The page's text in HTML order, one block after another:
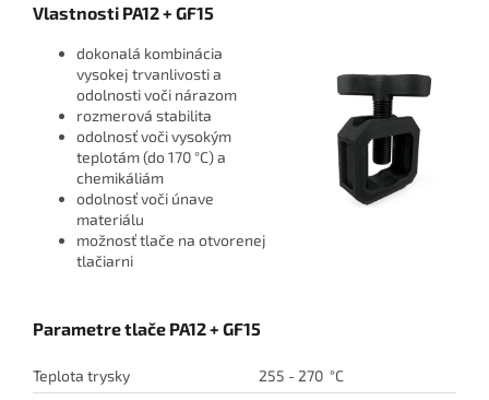
Vlastnosti PA12 + GF15
dokonalá kombinácia
vysokej trvanlivosti a
odolnosti voči nárazom
rozmerová stabilita
odolnosť voči vysokým
teplotám (do 170 °C) a
chemikáliám
odolnosť voči únave
materiálu
možnosť tlače na otvorenej
tlačiarni
Parametre tlače PA12 + GF15
Teplota trysky
255 - 270 °C